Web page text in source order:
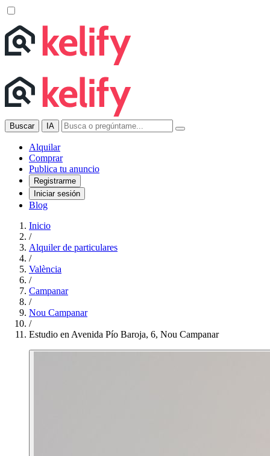
Buscar IA
Alquilar
Comprar
Publica tu anuncio
Registrarme
Iniciar sesión
Blog
Inicio
/
Alquiler de particulares
/
València
/
Campanar
/
Nou Campanar
/
Estudio en Avenida Pío Baroja, 6, Nou Campanar